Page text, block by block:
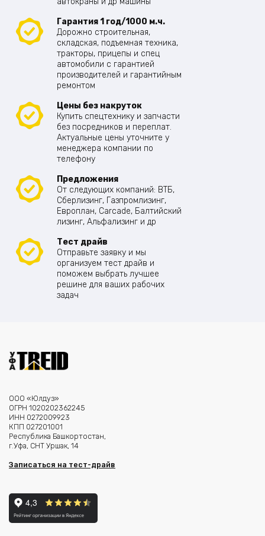
Гарантия 1 год/1000 м.ч.
Дорожно строительная,
складская, подъемная техника,
тракторы, прицепы и спец
автомобили с гарантией
производителей и гарантийным
ремонтом
Цены без накруток
Купить спецтехнику и запчасти
без посредников и переплат.
Актуальные цены уточните у
менеджера компании по
телефону
Предложения
От следующих компаний: ВТБ,
Сберлизинг, Газпромлизинг,
Европлан, Carcade, Балтийский
лизинг, Альфализинг и др
Тест драйв
Отправьте заявку и мы
организуем тест драйв и
поможем выбрать лучшее
решине для ваших рабочих
задач
ООО «Юлдуз»
ОГРН 1020202362245
ИНН 0272009923
КПП 027201001
Республика Башкортостан,
г.Уфа, СНТ Уршак, 14
Записаться на тест-драйв